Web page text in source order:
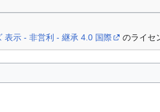
表示 - 非営利 - 継承 4.0 国際 のライセ